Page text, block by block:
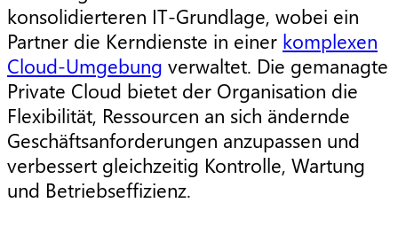
konsolidierteren IT-Grundlage, wobei ein
Partner die Kerndienste in einer komplexen
Cloud-Umgebung verwaltet. Die gemanagte
Private Cloud bietet der Organisation die
Flexibilität, Ressourcen an sich ändernde
Geschäftsanforderungen anzupassen und
verbessert gleichzeitig Kontrolle, Wartung
und Betriebseffizienz.